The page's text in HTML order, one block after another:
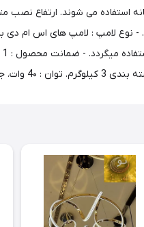
لامپ : لامپ های اس ام دی